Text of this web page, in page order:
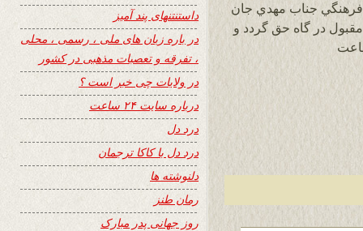
جناب مهدي جان
در گاه حق گردد و
داستنتنهای پند آمیز
در باره زبان های ملی ، رسمی ، محلی
، تفرقه و تعصبات مذهبی در کشور
در ولایات چی خبر است ؟
درباره سایت ۲۴ ساعت
درد دل
درد دل با کاکا ترجمان
دلنوشته ها
رمان طنز
روز جهانی پدر مبارک